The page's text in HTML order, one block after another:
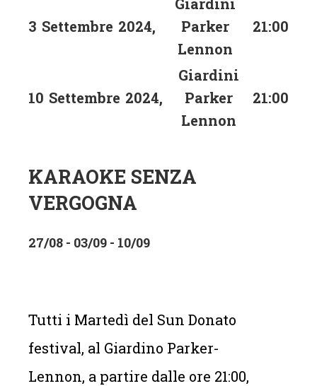
3 Settembre 2024,
Parker
Lennon
21:00
10 Settembre 2024,
Giardini
Parker
Lennon
21:00
KARAOKE SENZA
VERGOGNA
27/08 - 03/09 - 10/09
Tutti i Martedì del Sun Donato
festival, al Giardino Parker-
Lennon, a partire dalle ore 21:00,